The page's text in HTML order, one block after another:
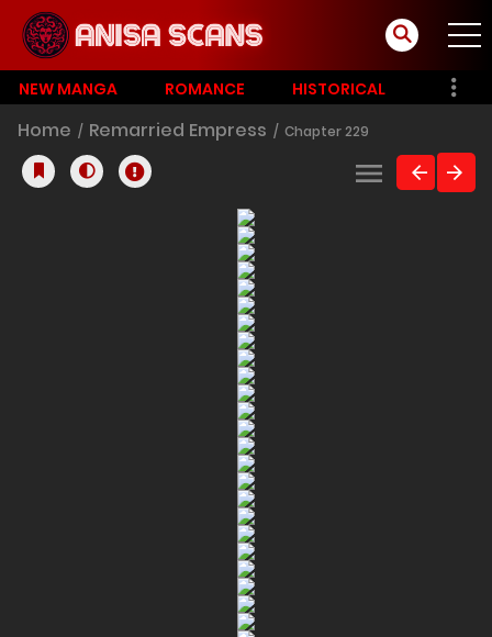
NEW MANGA ROMANCE HISTORICAL
Home Remarried Empress Chapter 229